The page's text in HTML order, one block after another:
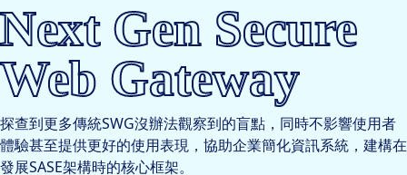
Next Gen Secure
Web Gateway
探查到更多傳統SWG沒辦法觀察到的盲點，同時不影響使用者
體驗甚至提供更好的使用表現，協助企業簡化資訊系統，建構在
發展SASE架構時的核心框架。